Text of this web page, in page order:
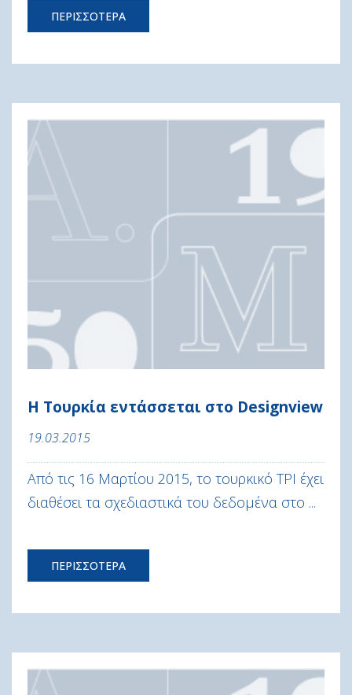
ΠΕΡΙΣΣΟΤΕΡΑ
Η Τουρκία εντάσσεται στο Designview
19.03.2015
Από τις 16 Μαρτίου 2015, το τουρκικό TPI έχει
διαθέσει τα σχεδιαστικά του δεδομένα στο ...
ΠΕΡΙΣΣΟΤΕΡΑ